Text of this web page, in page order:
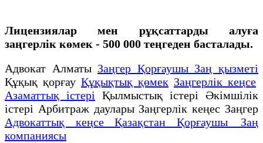
Лицензиялар мен рұқсаттарды алуға
заңгерлік көмек - 500 000 теңгеден басталады.
Адвокат Алматы Заңгер Қорғаушы Заң қызметі
Құқық қорғау Құқықтық қөмек Заңгерлік кеңсе
Азаматтық істері Қылмыстық істері Әкімшілік
істері Арбитраж даулары Заңгерлік кеңес Заңгер
Адвокаттық кеңсе Қазақстан Қорғаушы Заң
компаниясы